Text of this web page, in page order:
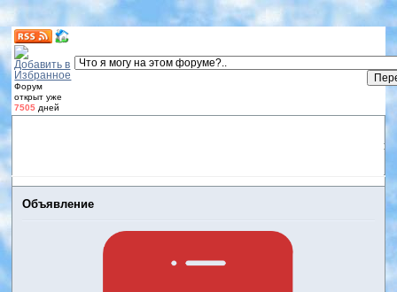
Форум
открыт уже
7505 дней
Объявление